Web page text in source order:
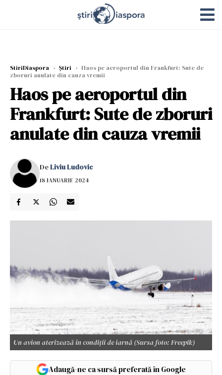
StiriDiaspora › Știri › Haos pe aeroportul din Frankfurt: Sute de
zboruri anulate din cauza vremii
Haos pe aeroportul din
Frankfurt: Sute de zboruri
anulate din cauza vremii
DeLiviu Ludovic
18 IANUARIE 2024
Un avion aterizează în condiții de iarnă (Sursa foto: Freepik)
Adaugă-ne ca sursă preferată în Google